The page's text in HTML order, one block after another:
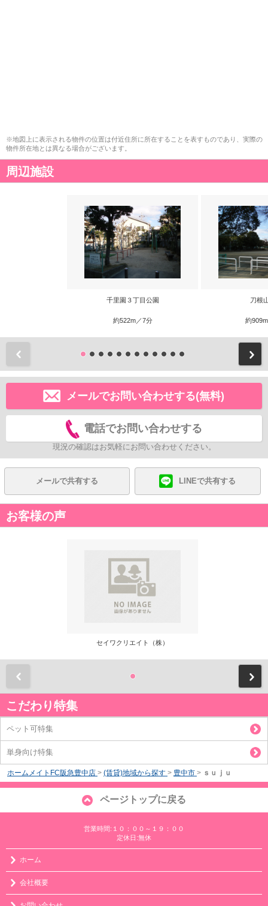
※地図上に表示される物件の位置は付近住所に所在することを表すものであり、実際の
物件所在地とは異なる場合がございます。
周辺施設
千里園３丁目公園
約522m／7分
刀根
約
メールでお問い合わせする(無料)
電話でお問い合わせする
現況の確認はお気軽にお問い合わせください。
メールで共有する LINEで共有する
お客様の声
セイワクリエイト（株）
こだわり特集
ペット可特集
単身向け特集
ホームメイトFC阪急豊中店 > (賃貸)地域から探す > 豊中市 > ｓｕｊｕ
ページトップに戻る
営業時間:１０：００～１９：００
定休日:無休
ホーム
会社概要